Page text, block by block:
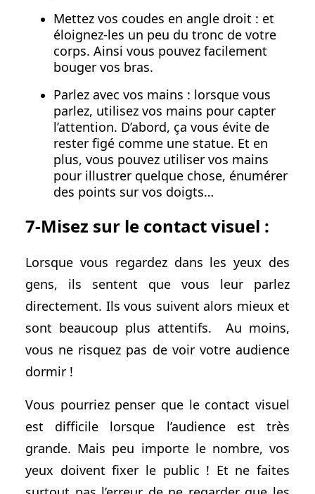
Mettez vos coudes en angle droit : et
éloignez-les un peu du tronc de votre
corps. Ainsi vous pouvez facilement
bouger vos bras.
Parlez avec vos mains : lorsque vous
parlez, utilisez vos mains pour capter
l’attention. D’abord, ça vous évite de
rester figé comme une statue. Et en
plus, vous pouvez utiliser vos mains
pour illustrer quelque chose, énumérer
des points sur vos doigts…
7-Misez sur le contact visuel :
Lorsque vous regardez dans les yeux des
gens, ils sentent que vous leur parlez
directement. Ils vous suivent alors mieux et
sont beaucoup plus attentifs. Au moins,
vous ne risquez pas de voir votre audience
dormir !
Vous pourriez penser que le contact visuel
est difficile lorsque l’audience est très
grande. Mais peu importe le nombre, vos
yeux doivent fixer le public ! Et ne faites